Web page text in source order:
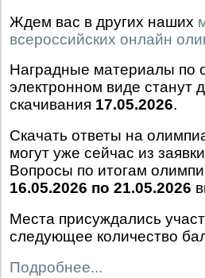
Ждем вас в других наших
всероссийских онлайн
Наградные материалы по
электронном виде станут
скачивания 17.05.2026.
Скачать ответы на
могут уже сейчас из
Вопросы по итогам
16.05.2026 по 21.05.2026
Места присуждались
следующее количество
Подробнее...